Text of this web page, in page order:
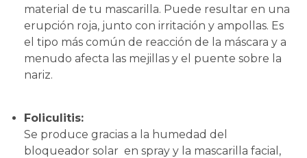
material de tu mascarilla. Puede resultar en una
erupción roja, junto con irritación y ampollas. Es
el tipo más común de reacción de la máscara y a
menudo afecta las mejillas y el puente sobre la
nariz.
Foliculitis:
Se produce gracias a la humedad del
bloqueador solar en spray y la mascarilla facial,